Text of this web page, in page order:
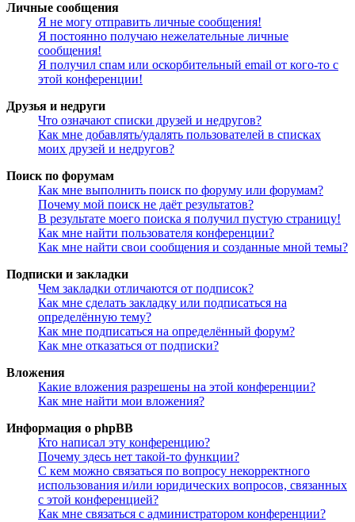
Личные сообщения
Я не могу отправить личные сообщения!
Я постоянно получаю нежелательные личные
сообщения!
Я получил спам или оскорбительный email от кого-то с
этой конференции!
Друзья и недруги
Что означают списки друзей и недругов?
Как мне добавлять/удалять пользователей в списках
моих друзей и недругов?
Поиск по форумам
Как мне выполнить поиск по форуму или форумам?
Почему мой поиск не даёт результатов?
В результате моего поиска я получил пустую страницу!
Как мне найти пользователя конференции?
Как мне найти свои сообщения и созданные мной темы?
Подписки и закладки
Чем закладки отличаются от подписок?
Как мне сделать закладку или подписаться на
определённую тему?
Как мне подписаться на определённый форум?
Как мне отказаться от подписки?
Вложения
Какие вложения разрешены на этой конференции?
Как мне найти мои вложения?
Информация о phpBB
Кто написал эту конференцию?
Почему здесь нет такой-то функции?
С кем можно связаться по вопросу некорректного
использования и/или юридических вопросов, связанных
с этой конференцией?
Как мне связаться с администратором конференции?